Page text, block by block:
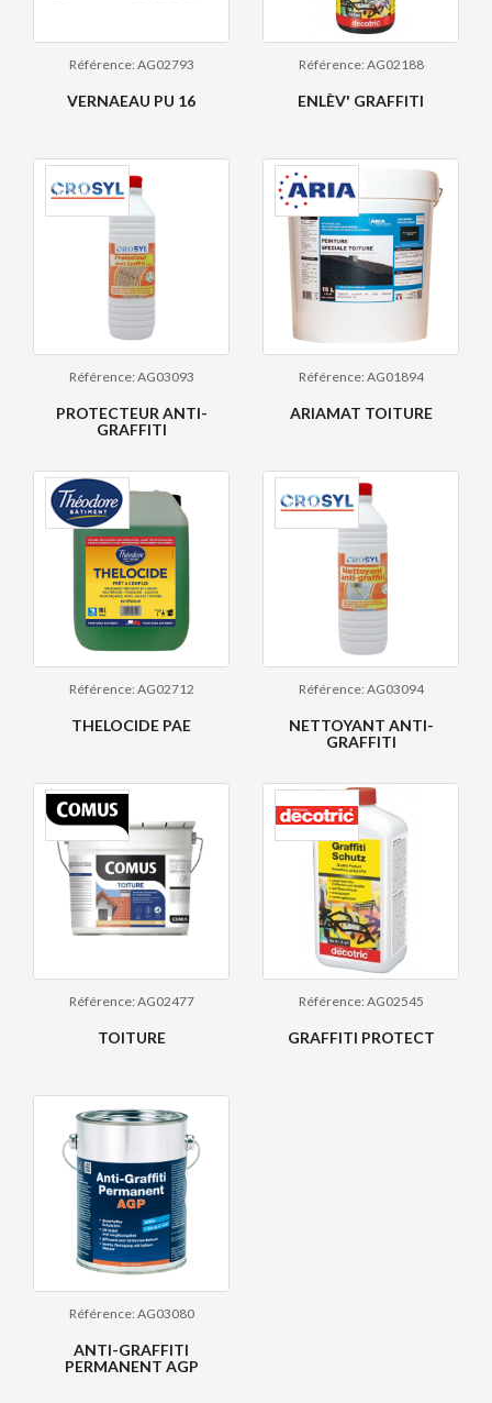
Référence: AG02793
VERNAEAU PU 16
Référence: AG02188
ENLÈV' GRAFFITI
Référence: AG03093
PROTECTEUR ANTI-
GRAFFITI
Référence: AG01894
ARIAMAT TOITURE
Référence: AG02712
THELOCIDE PAE
Référence: AG03094
NETTOYANT ANTI-
GRAFFITI
Référence: AG02477
TOITURE
Référence: AG02545
GRAFFITI PROTECT
Référence: AG03080
ANTI-GRAFFITI
PERMANENT AGP